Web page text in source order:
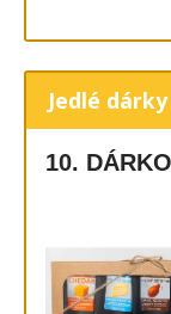
Jedlé
10.